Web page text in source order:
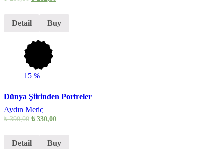
Detail Buy
15 %
Dünya Şiirinden Portreler
Aydın Meriç
₺390,00 ₺ 330,00
Detail Buy